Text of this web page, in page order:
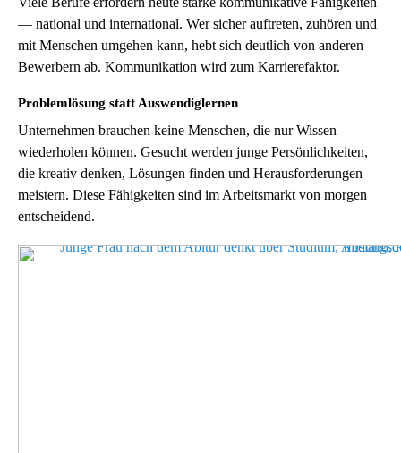
— national und international. Wer sicher auftreten, zuhören und
mit Menschen umgehen kann, hebt sich deutlich von anderen
Bewerbern ab. Kommunikation wird zum Karrierefaktor.
Problemlösung statt Auswendiglernen
Unternehmen brauchen keine Menschen, die nur Wissen
wiederholen können. Gesucht werden junge Persönlichkeiten,
die kreativ denken, Lösungen finden und Herausforderungen
meistern. Diese Fähigkeiten sind im Arbeitsmarkt von morgen
entscheidend.